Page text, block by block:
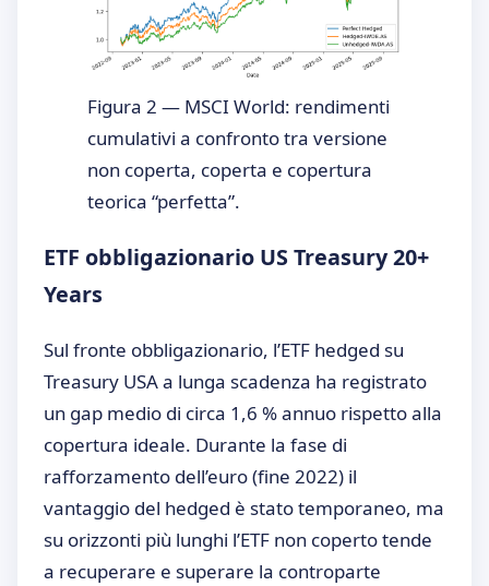
Figura 2 — MSCI World: rendimenti
cumulativi a confronto tra versione
non coperta, coperta e copertura
teorica “perfetta”.
ETF obbligazionario US Treasury 20+
Years
Sul fronte obbligazionario, l’ETF hedged su
Treasury USA a lunga scadenza ha registrato
un gap medio di circa 1,6 % annuo rispetto alla
copertura ideale. Durante la fase di
rafforzamento dell’euro (fine 2022) il
vantaggio del hedged è stato temporaneo, ma
su orizzonti più lunghi l’ETF non coperto tende
a recuperare e superare la controparte